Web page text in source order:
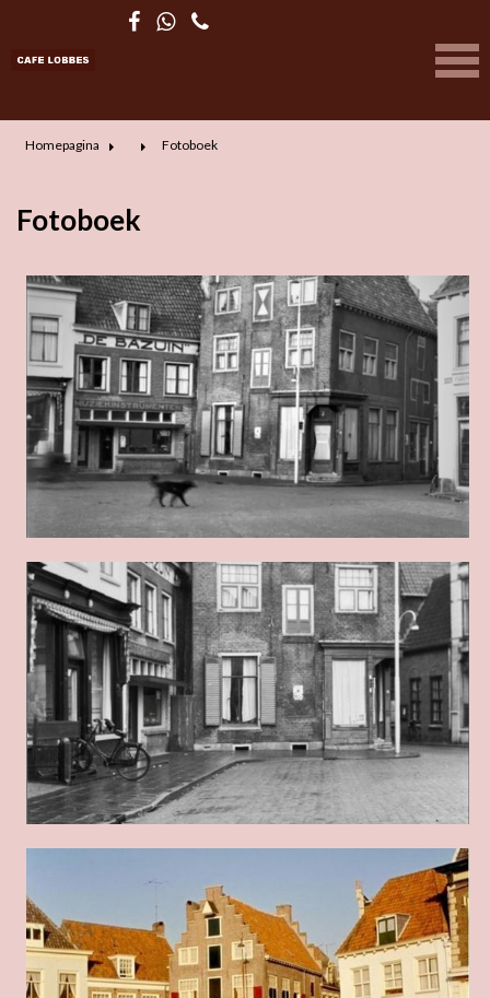
Homepagina Fotoboek
Fotoboek